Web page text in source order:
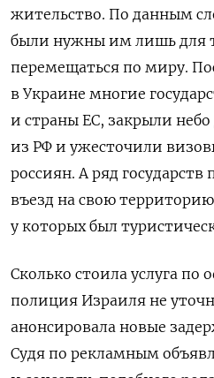
жительство. По данным
были нужны им лишь для
перемещаться по миру.
в Украине многие
и страны ЕС, закрыли
из РФ и ужесточили
россиян. А ряд
въезд на свою
у которых был
Сколько стоила услуга
полиция Израиля не
анонсировала новые
Судя по рекламным